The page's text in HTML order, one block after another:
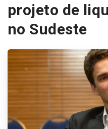
projeto de
no Sudeste